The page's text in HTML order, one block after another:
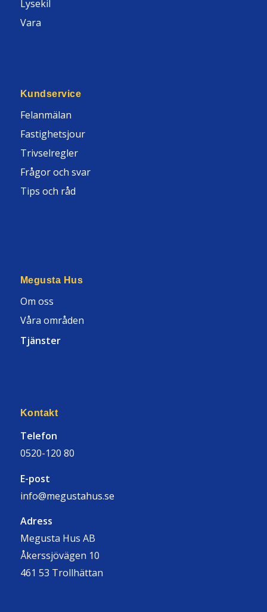
Lysekil
Vara
Kundservice
Felanmälan
Fastighetsjour
Trivselregler
Frågor och svar
Tips och råd
Megusta Hus
Om oss
Våra områden
Tjänster
Kontakt
Telefon
0520-120 80
E-post
info@megustahus.se
Adress
Megusta Hus AB
Åkerssjövägen 10
461 53 Trollhättan